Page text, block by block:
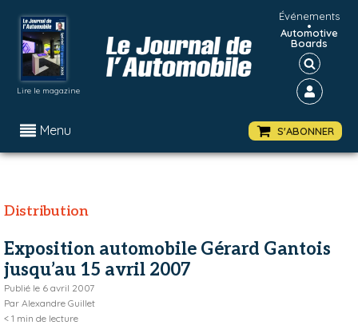
Lire le magazine
Événements
•
Automotive
Boards
Menu S'ABONNER
Distribution
Exposition automobile Gérard Gantois
jusqu’au 15 avril 2007
Publié le 6 avril 2007
Par Alexandre Guillet
< 1 min de lecture